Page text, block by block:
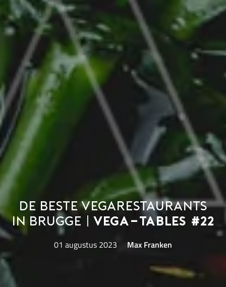
De beste vegarestaurants
in Brugge | Vega-Tables #22
01 augustus 2023 Max Franken